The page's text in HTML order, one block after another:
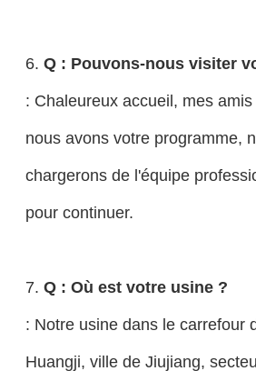
6. Q : Pouvons-nous visiter
: Chaleureux accueil, mes
nous avons votre programme,
chargerons de l'équipe
pour continuer.
7. Q : Où est votre usine ?
: Notre usine dans le carrefour
Huangji, ville de Jiujiang,